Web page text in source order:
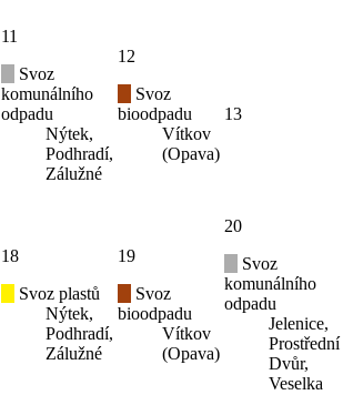
11
Svoz
komunálního
odpadu
Nýtek,
Podhradí,
Zálužné
12
Svoz
bioodpadu
Vítkov
(Opava)
13
18
Svoz plastů
Nýtek,
Podhradí,
Zálužné
19
Svoz
bioodpadu
Vítkov
(Opava)
20
Svoz
komunálního
odpadu
Jelenice,
Prostřední
Dvůr,
Veselka